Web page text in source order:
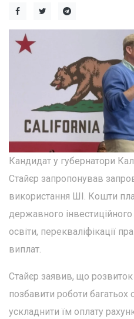
Кандидат у губернатори
Стайєр запропонував
використання ШІ. Кошти
державного
освіти, перекваліфікації
виплат.
Стайєр заявив, що
позбавити роботи багатьох
ускладнити їм оплату